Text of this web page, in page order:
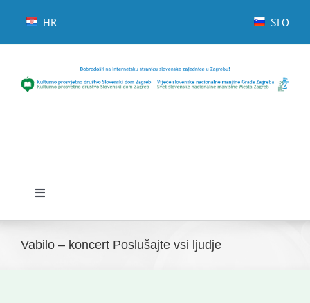
HR SLO
Toggle
Novice
Vabilo – koncert Poslušajte vsi ljudje